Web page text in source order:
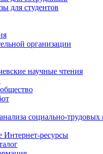
для студентов
организации
научные чтения
социально-трудовых
Интернет-ресурсы